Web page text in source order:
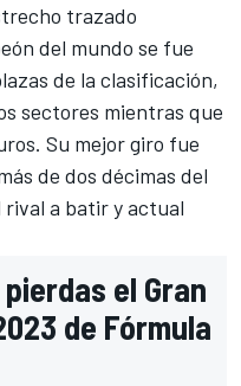
trazado
del mundo se fue
de la clasificación,
sectores mientras que
Su mejor giro fue
de dos décimas del
rival a batir y actual
el Gran
de Fórmula